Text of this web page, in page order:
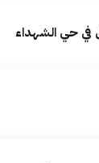
في حي الشهداء